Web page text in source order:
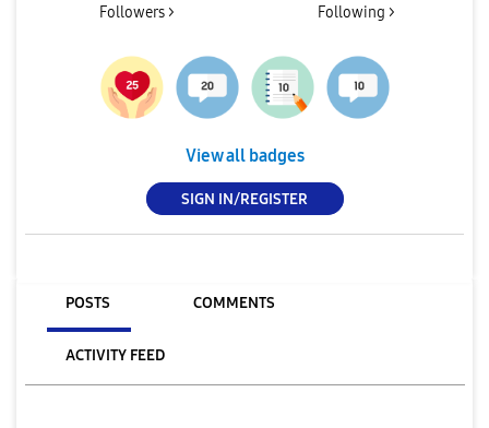
Followers > Following >
View all badges
SIGN IN/REGISTER
POSTS COMMENTS
ACTIVITY FEED